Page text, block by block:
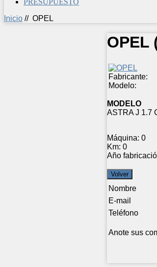
PRESUPUESTO
Inicio // OPEL
OPEL
Fabricante:
Modelo:
MODELO
ASTRA J 1.7
Máquina: 0
Km: 0
Año
Nombre
E-mail
Teléfono
Anote sus